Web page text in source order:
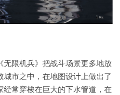
无限机兵》把战斗场景更多地放
市之中，在地图设计上做出了
经常穿梭在巨大的下水管道，在